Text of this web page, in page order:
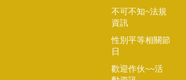
不可不知~法規
資訊
性別平等相關節
日
歡迎作伙~~活